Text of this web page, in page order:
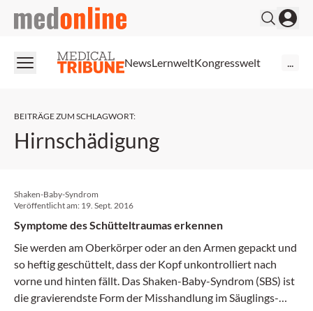
medonline
NewsLernweltKongresswelt
BEITRÄGE ZUM SCHLAGWORT:
Hirnschädigung
Shaken-Baby-Syndrom
Veröffentlicht am: 19. Sept. 2016
Symptome des Schütteltraumas erkennen
Sie werden am Oberkörper oder an den Armen gepackt und
so heftig geschüttelt, dass der Kopf unkontrolliert nach
vorne und hinten fällt. Das Shaken-Baby-Syndrom (SBS) ist
die gravierendste Form der Misshandlung im Säuglings-